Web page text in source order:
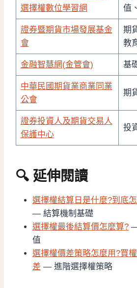
選擇權數位學習網
值
證券暨期貨市場發展基金
會
期
教
金融智慧網(金管會) 基
中華民國期貨業商業同業
公會
期
證券投資人及期貨交易人
保護中心
投
🔍 延伸閱讀
選擇權結算日是什麼?到底
— 結算機制基礎
選擇權最後結算價怎麼算?
值
選擇權價差策略怎麼用?買
差 — 進階選擇權策略